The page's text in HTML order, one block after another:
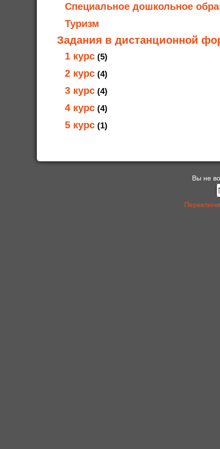
Специальное дошкольное
Туризм
Задания в дистанционной
1 курс (5)
2 курс (4)
3 курс (4)
4 курс (4)
5 курс (1)
Вы не